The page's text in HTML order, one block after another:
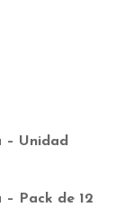
– Unidad
Pack de 12